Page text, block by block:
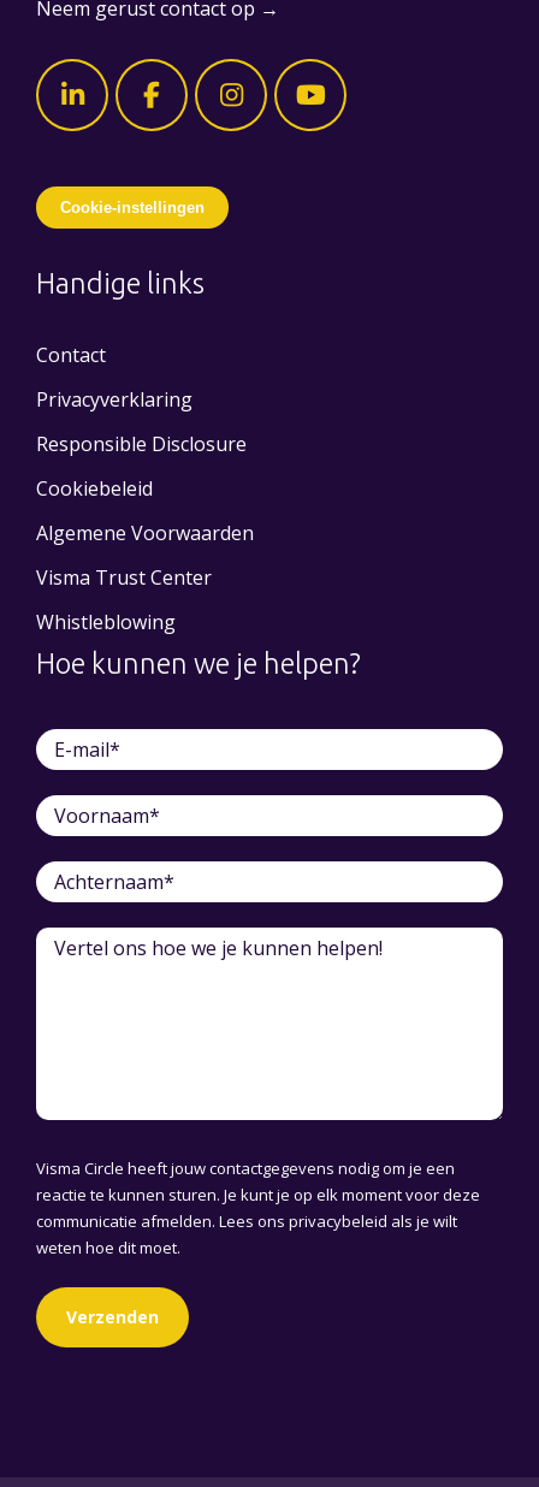
Neem gerust contact op →
Cookie-instellingen
Handige links
Contact
Privacyverklaring
Responsible Disclosure
Cookiebeleid
Algemene Voorwaarden
Visma Trust Center
Whistleblowing
Hoe kunnen we je helpen?
Visma Circle heeft jouw contactgegevens nodig om je een
reactie te kunnen sturen. Je kunt je op elk moment voor deze
communicatie afmelden. Lees ons privacybeleid als je wilt
weten hoe dit moet.